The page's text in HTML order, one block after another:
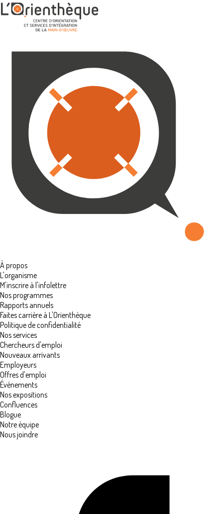
À propos
L'organisme
M'inscrire à l'infolettre
Nos programmes
Rapports annuels
Faites carrière à L'Orienthèque
Politique de confidentialité
Nos services
Chercheurs d'emploi
Nouveaux arrivants
Employeurs
Offres d'emploi
Événements
Nos expositions
Confluences
Blogue
Notre équipe
Nous joindre